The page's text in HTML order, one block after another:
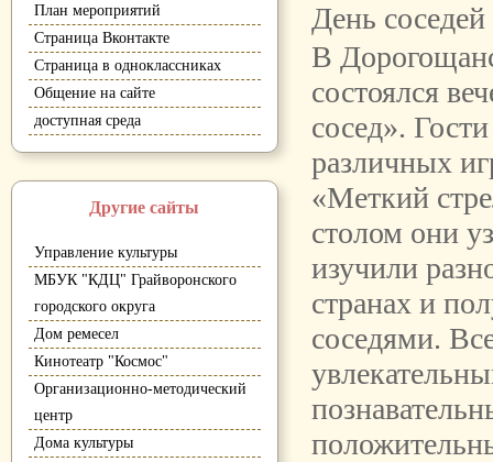
План мероприятий
Страница Вконтакте
Страница в одноклассниках
Общение на сайте
доступная среда
Другие сайты
Управление культуры
МБУК "КДЦ" Грайворонского
городского округа
Дом ремесел
Кинотеатр "Космос"
Организационно-методический
центр
Дома культуры
День соседей
В
состоялся
сосед».
различных
«Меткий
столом они
изучили
странах и
соседями.